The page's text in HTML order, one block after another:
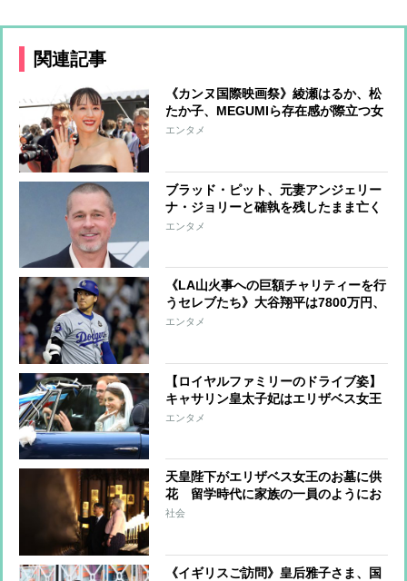
関連記事
《カンヌ国際映画祭》綾瀬はるか、松
たか子、MEGUMIら存在感が際立つ女
優たちのファッションをチェック
エンタメ
ブラッド・ピット、元妻アンジェリー
ナ・ジョリーと確執を残したまま亡く
なった母への思い「母には悪意など微
エンタメ
《LA山火事への巨額チャリティーを行
うセレブたち》大谷翔平は7800万円、
ビヨンセは3億9000万円寄付、レディ
エンタメ
【ロイヤルファミリーのドライブ姿】
キャサリン皇太子妃はエリザベス女王
とも縁のあるレンジローバーを運転、
エンタメ
天皇陛下がエリザベス女王のお墓に供
花 留学時代に家族の一員のようにお
茶会やバーベキュー、英王室と天皇家
社会
《イギリスご訪問》皇后雅子さま、国